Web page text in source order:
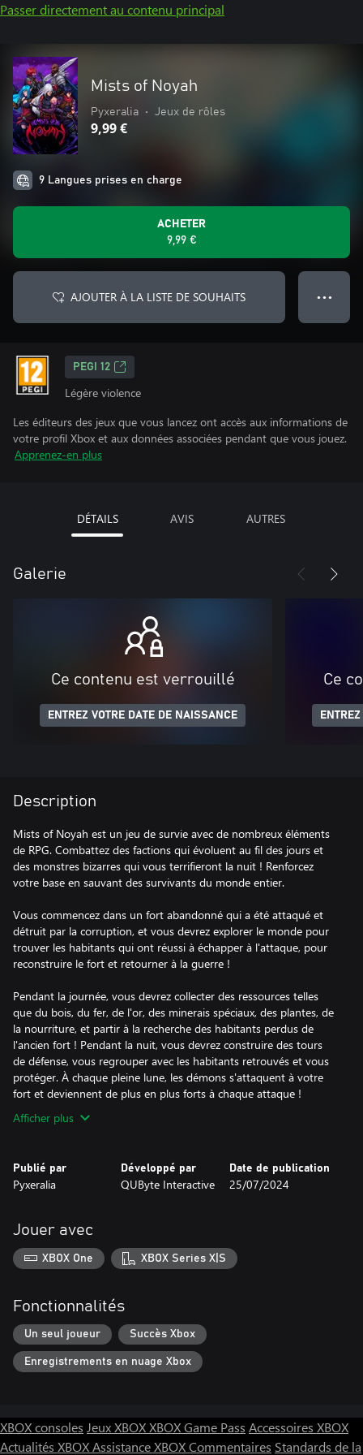
Passer directement au contenu principal
Mists of Noyah
Pyxeralia • Jeux de rôles
9,99 €
9 Langues prises en charge
ACHETER
9,99 €
AJOUTER À LA LISTE DE SOUHAITS ● ● ●
PEGI 12
Légère violence
Les éditeurs des jeux que vous lancez ont accès aux informations de
votre profil Xbox et aux données associées pendant que vous jouez.
Apprenez-en plus
DÉTAILS AVIS AUTRES
Galerie
Ce contenu est verrouillé
ENTREZ VOTRE DATE DE NAISSANCE
Ce
Description
Mists of Noyah est un jeu de survie avec de nombreux éléments
de RPG. Combattez des factions qui évoluent au fil des jours et
des monstres bizarres qui vous terrifieront la nuit ! Renforcez
votre base en sauvant des survivants du monde entier.
Vous commencez dans un fort abandonné qui a été attaqué et
détruit par la corruption, et vous devrez explorer le monde pour
trouver les habitants qui ont réussi à échapper à l'attaque, pour
reconstruire le fort et retourner à la guerre !
Pendant la journée, vous devrez collecter des ressources telles
que du bois, du fer, de l'or, des minerais spéciaux, des plantes, de
la nourriture, et partir à la recherche des habitants perdus de
l'ancien fort ! Pendant la nuit, vous devrez construire des tours
de défense, vous regrouper avec les habitants retrouvés et vous
protéger. À chaque pleine lune, les démons s'attaquent à votre
fort et deviennent de plus en plus forts à chaque attaque !
Afficher plus
Publié par
Pyxeralia
Développé par
QUByte Interactive
Date de publication
25/07/2024
Jouer avec
XBOX One XBOX Series X|S
Fonctionnalités
Un seul joueur Succès Xbox
Enregistrements en nuage Xbox
XBOX consoles Jeux XBOXXBOX Game Pass Accessoires XBOX
Actualités XBOXAssistance XBOXCommentaires Standards de la